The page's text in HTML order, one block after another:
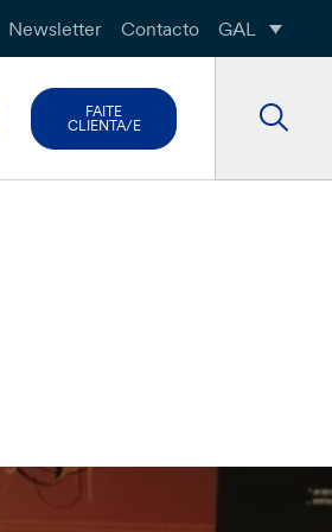
Newsletter Contacto GAL
FAITE
CLIENTA/E